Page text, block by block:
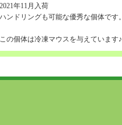
2021年11月入荷
ハンドリングも可能な優秀な個体です。
この個体は冷凍マウスを与えています♪